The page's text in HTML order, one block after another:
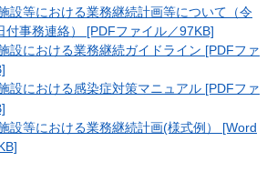
設等における業務継続計画等について（令
付事務連絡） [PDFファイル／97KB]
設における業務継続ガイドライン [PDFファ
設における感染症対策マニュアル [PDFファ
設等における業務継続計画(様式例） [Word